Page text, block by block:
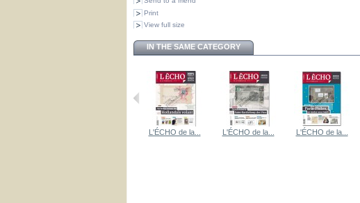
Print
View full size
IN THE SAME CATEGORY
L'ÉCHO de la... L'ÉCHO de la... L'ÉCHO de la...